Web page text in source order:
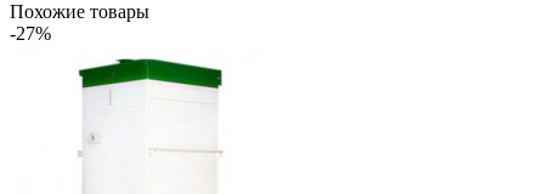
Похожие товары
-27%